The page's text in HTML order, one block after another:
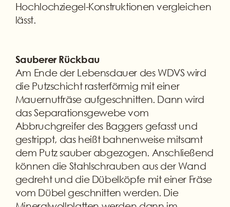
Hochlochziegel-Konstruktionen vergleichen
lässt.
Sauberer Rückbau
Am Ende der Lebensdauer des WDVS wird
die Putzschicht rasterförmig mit einer
Mauernutfräse aufgeschnitten. Dann wird
das Separationsgewebe vom
Abbruchgreifer des Baggers gefasst und
gestrippt, das heißt bahnenweise mitsamt
dem Putz sauber abgezogen. Anschließend
können die Stahlschrauben aus der Wand
gedreht und die Dübelköpfe mit einer Fräse
vom Dübel geschnitten werden. Die